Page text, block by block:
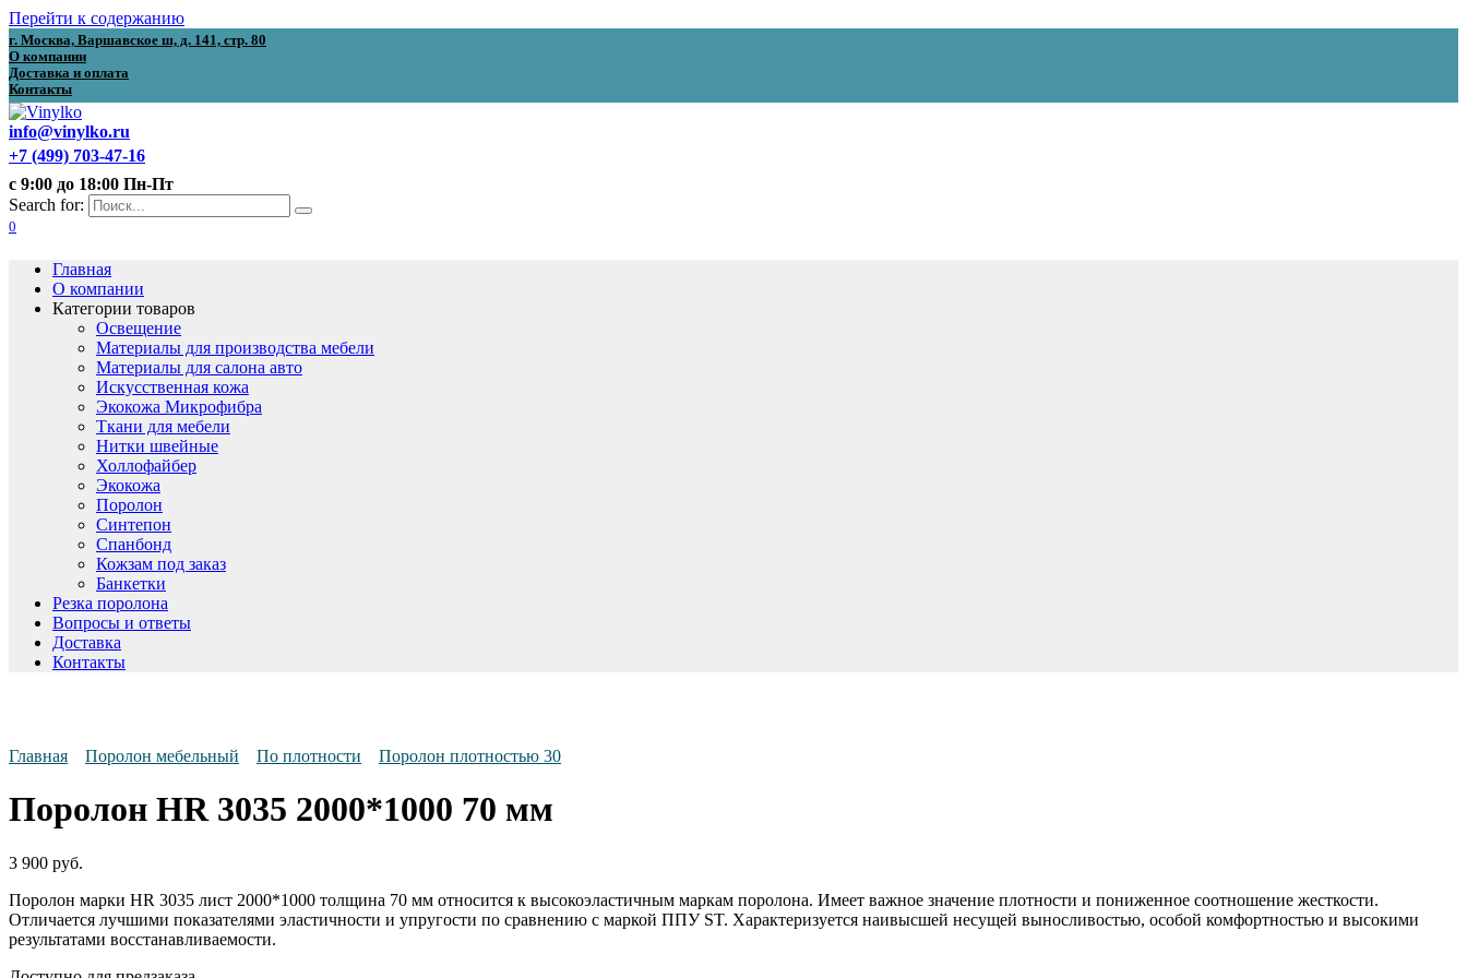
Перейти к содержанию
г. Москва, Варшавское ш, д. 141, стр. 80
О компании
Доставка и оплата
Контакты
info@vinylko.ru
+7 (499) 703-47-16
с 9:00 до 18:00 Пн-Пт
Search for:
0
Главная
О компании
Категории товаров
Освещение
Материалы для производства мебели
Материалы для салона авто
Искусственная кожа
Экокожа Микрофибра
Ткани для мебели
Нитки швейные
Холлофайбер
Экокожа
Поролон
Синтепон
Спанбонд
Кожзам под заказ
Банкетки
Резка поролона
Вопросы и ответы
Доставка
Контакты
Главная Поролон мебельный По плотности Поролон плотностью 30
Поролон HR 3035 2000*1000 70 мм
3 900 руб.
Поролон марки HR 3035 лист 2000*1000 толщина 70 мм относится к высокоэластичным маркам поролона. Имеет важное значение плотности и пониженное соотношение жесткости.
Отличается лучшими показателями эластичности и упругости по сравнению с маркой ППУ ST. Характеризуется наивысшей несущей выносливостью, особой комфортностью и высокими
результатами восстанавливаемости.